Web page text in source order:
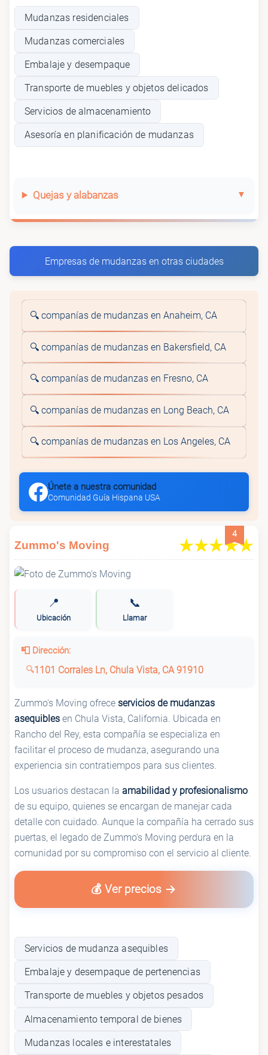
Mudanzas residenciales
Mudanzas comerciales
Embalaje y desempaque
Transporte de muebles y objetos delicados
Servicios de almacenamiento
Asesoría en planificación de mudanzas
Quejas y alabanzas
Empresas de mudanzas en otras ciudades
🔍 companías de mudanzas en Anaheim, CA
🔍 companías de mudanzas en Bakersfield, CA
🔍 companías de mudanzas en Fresno, CA
🔍 companías de mudanzas en Long Beach, CA
🔍 companías de mudanzas en Los Angeles, CA
Únete a nuestra comunidad
Comunidad Guía Hispana USA
4
Zummo's Moving
📍
Ubicación
📞
Llamar
📮 Dirección:
1101 Corrales Ln, Chula Vista, CA 91910
Zummo's Moving ofrece servicios de mudanzas
asequibles en Chula Vista, California. Ubicada en
Rancho del Rey, esta compañía se especializa en
facilitar el proceso de mudanza, asegurando una
experiencia sin contratiempos para sus clientes.
Los usuarios destacan la amabilidad y profesionalismo
de su equipo, quienes se encargan de manejar cada
detalle con cuidado. Aunque la compañía ha cerrado sus
puertas, el legado de Zummo's Moving perdura en la
comunidad por su compromiso con el servicio al cliente.
💰 Ver precios
Servicios de mudanza asequibles
Embalaje y desempaque de pertenencias
Transporte de muebles y objetos pesados
Almacenamiento temporal de bienes
Mudanzas locales e interestatales